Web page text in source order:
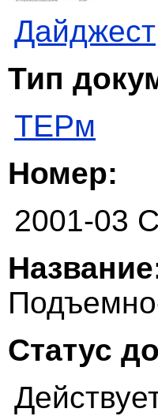
Дайджест
Тип
ТЕРм
Номер:
2001-03
Статус